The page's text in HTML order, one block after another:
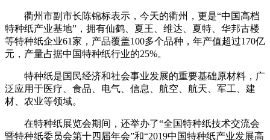
衢州市副市长陈锦标表示，今天的衢州，更是“中国高档
特种纸产业基地”，拥有仙鹤、夏王、维达、夏特、华邦古楼
等特种纸企业61家，产品覆盖100多个品种，年产值超过170亿
元，产量占据中国特种纸行业的25%。
特种纸是国民经济和社会事业发展的重要基础原材料，广
泛应用于医疗、食品、电气、信息、航空、航天、军工、建
材、农业等领域。
在特种纸展览会期间，还举办了“全国特种纸技术交流会
暨特种纸委员会第十四届年会”和“2019中国特种纸产业发展高